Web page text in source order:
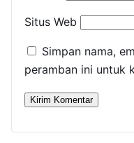
Situs Web
Simpan nama,
peramban ini untuk